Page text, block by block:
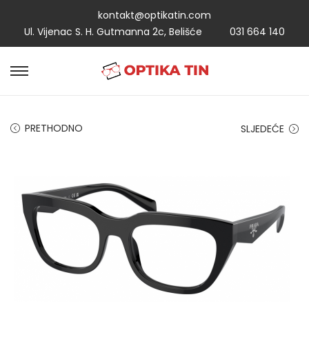
kontakt@optikatin.com
Ul. Vijenac S. H. Gutmanna 2c, Belišće
031 664 140
PRETHODNO SLJEDEĆE